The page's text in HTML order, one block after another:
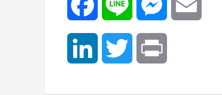
Facebook Line Messenger
LinkedIn Twitter